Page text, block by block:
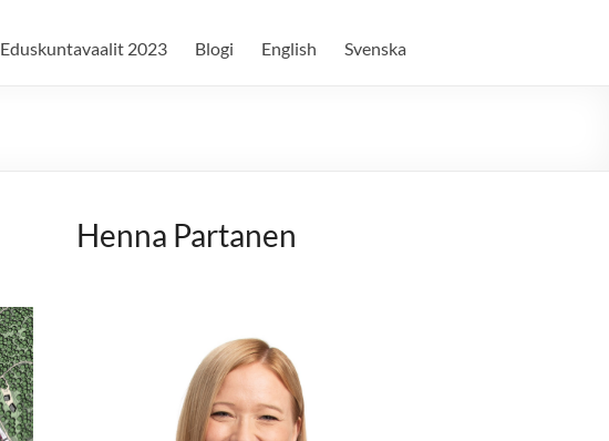
Eduskuntavaalit 2023 Blogi English Svenska
Henna Partanen